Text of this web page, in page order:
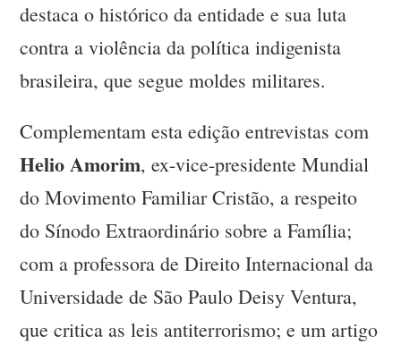
destaca o histórico da entidade e sua luta
contra a violência da política indigenista
brasileira, que segue moldes militares.
Complementam esta edição entrevistas com
Helio Amorim, ex-vice-presidente Mundial
do Movimento Familiar Cristão, a respeito
do Sínodo Extraordinário sobre a Família;
com a professora de Direito Internacional da
Universidade de São Paulo Deisy Ventura,
que critica as leis antiterrorismo; e um artigo